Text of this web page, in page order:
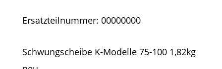
Ersatzteilnummer: 00000000
Schwungscheibe K-Modelle 75-100 1,82kg